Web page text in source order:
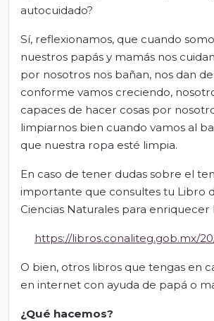
autocuidado?
Sí, reflexionamos, que cuando
nuestros papás y mamás nos
por nosotros nos bañan, nos dan
conforme vamos creciendo,
capaces de hacer cosas por
limpiarnos bien cuando vamos al
que nuestra ropa esté limpia.
En caso de tener dudas sobre el
importante que consultes tu Libro
Ciencias Naturales para enriquecer
https://libros.conaliteg.gob.mx/
O bien, otros libros que tengas en
en internet con ayuda de papá o
¿Qué hacemos?